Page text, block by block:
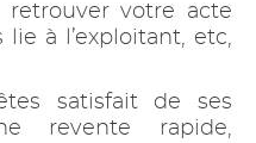
votre acte
lie à l’exploitant, etc,
satisfait de ses
revente rapide,